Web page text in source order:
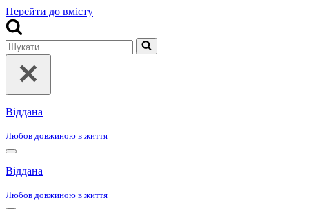
Перейти до вмісту
Шукати...
Віддана
Любов довжиною в життя
Меню
навігації
Віддана
Любов довжиною в життя